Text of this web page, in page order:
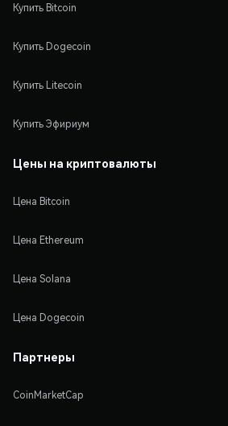
Купить Bitcoin
Купить Dogecoin
Купить Litecoin
Купить Эфириум
Цены на криптовалюты
Цена Bitcoin
Цена Ethereum
Цена Solana
Цена Dogecoin
Партнеры
CoinMarketCap